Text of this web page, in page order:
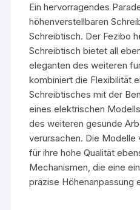
Ein hervorragendes
höhenverstellbaren
Schreibtisch. Der Fezibo
Schreibtisch bietet all
eleganten des weiteren
kombiniert die Flexibilität
Schreibtisches mit der
eines elektrischen
des weiteren gesunde
verursachen. Die Modelle
für ihre hohe Qualität
Mechanismen, die eine
präzise Höhenanpassung